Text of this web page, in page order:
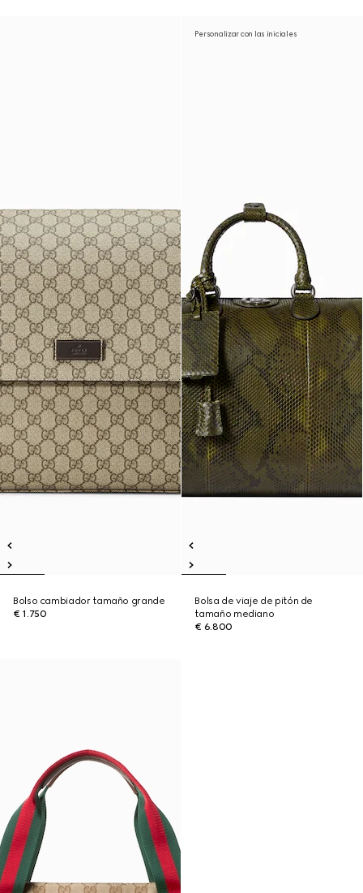
Bolso cambiador tamaño grande
€ 1.750
Personalizar con las iniciales
Bolsa de viaje de pitón de
tamaño mediano
€ 6.800